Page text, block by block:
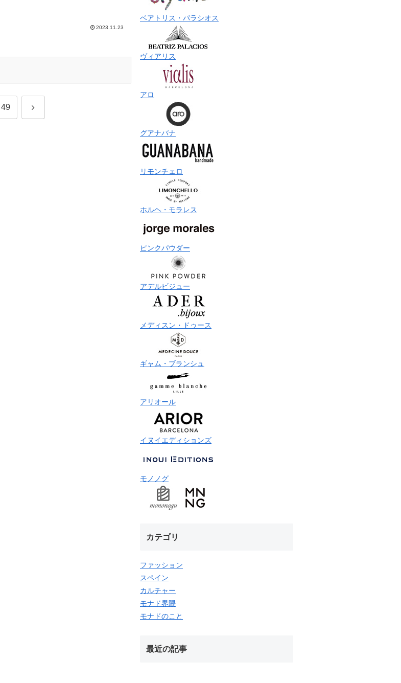
2023.11.23
49 次
ベアトリス・パラシオス
ヴィアリス
アロ
グアナバナ
リモンチェロ
ホルヘ・モラレス
ピンクパウダー
アデルビジュー
メディスン・ドゥース
ギャム・ブランシュ
アリオール
イヌイエディションズ
モノノグ
カテゴリ
ファッション
スペイン
カルチャー
モナド界隈
モナドのこと
最近の記事